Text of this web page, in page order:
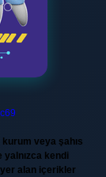
veya şahıs
yalnızca kendi
yer alan içerikler